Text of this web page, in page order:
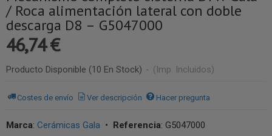
/ Roca alimentación lateral con doble
descarga D8 – G5047000
46,74 €
Producto Disponible (10 En Stock) - (Imp. Incluidos)
Costes de envío Ver descripción Hacer pregunta
Marca: Cerámicas Gala • Referencia: G5047000